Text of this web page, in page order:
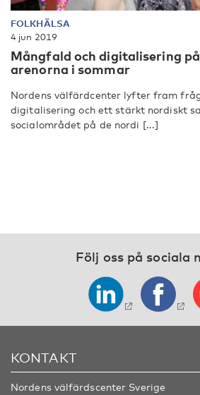
FOLKHÄLSA
4 jun 2019
Mångfald och digitalisering
arenorna i sommar
Nordens välfärdcenter lyfter fram
digitalisering och ett stärkt nordiskt
socialområdet på de nordi [...]
Följ oss på sociala
KONTAKT
Nordens välfärdscenter Sverige